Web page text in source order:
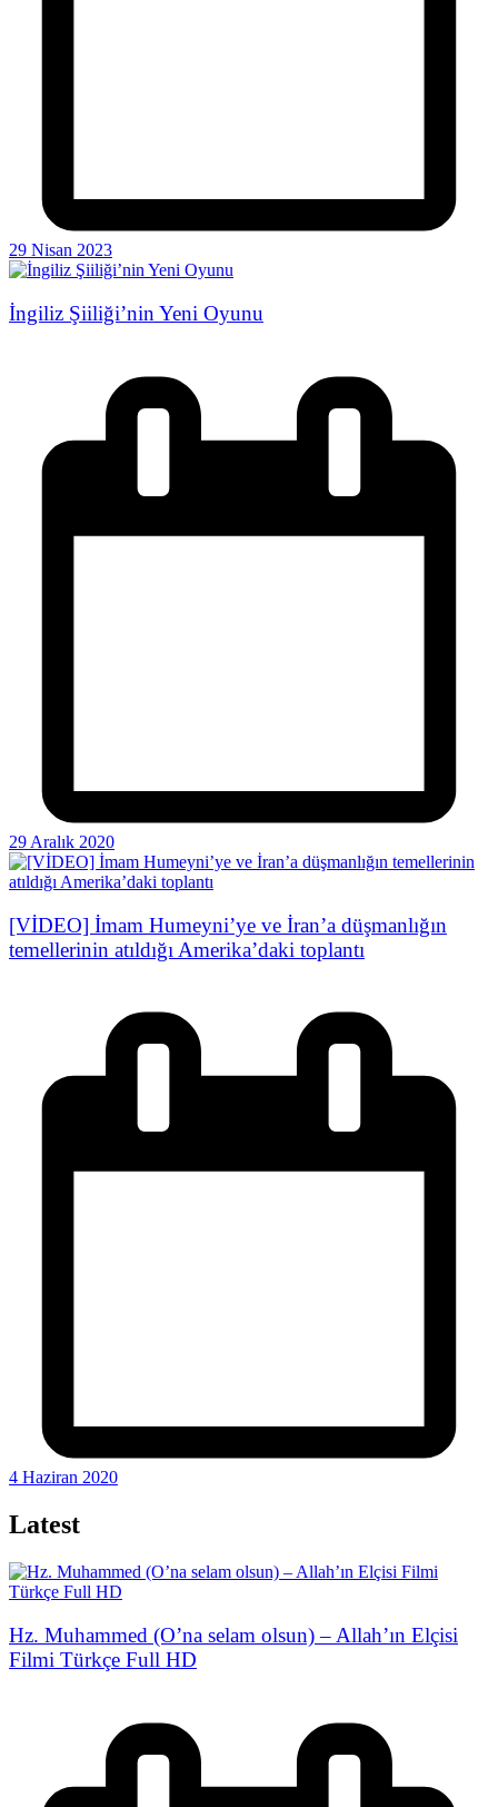
29 Nisan 2023
İngiliz Şiiliği’nin Yeni Oyunu
29 Aralık 2020
[VİDEO] İmam Humeyni’ye ve İran’a düşmanlığın
temellerinin atıldığı Amerika’daki toplantı
4 Haziran 2020
Latest
Hz. Muhammed (O’na selam olsun) – Allah’ın Elçisi
Filmi Türkçe Full HD